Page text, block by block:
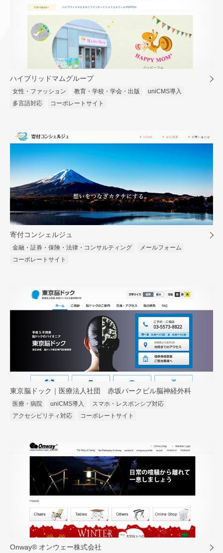
ハイブリッドマムグループ
女性・ファッション 教育・学校・学会・出版
uniCMS導入
多言語対応
コーポレートサイト
寄付コンシェルジュ
金融・証券・保険・法律・コンサルティング
メールフォーム
コーポレートサイト
東京脳ドック｜医療法人社団 赤坂パークビル脳神経外科
医療・病院 uniCMS導入
スマホ・レスポンシブ対応
アクセシビリティ対応
コーポレートサイト
Onway® オンウェー株式会社